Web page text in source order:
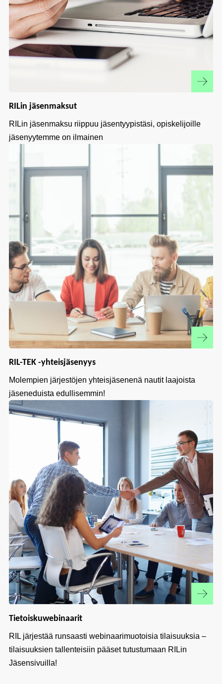
RILin jäsenmaksut
RILin jäsenmaksu riippuu jäsentyypistäsi, opiskelijoille
jäsenyytemme on ilmainen
RIL-TEK -yhteisjäsenyys
Molempien järjestöjen yhteisjäsenenä nautit laajoista
jäseneduista edullisemmin!
Tietoiskuwebinaarit
RIL järjestää runsaasti webinaarimuotoisia tilaisuuksia –
tilaisuuksien tallenteisiin pääset tutustumaan RILin
Jäsensivuilla!